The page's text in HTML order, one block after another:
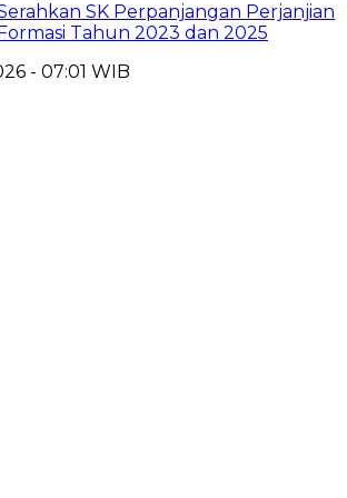
SK Perpanjangan Perjanjian
Tahun 2023 dan 2025
- 07:01 WIB